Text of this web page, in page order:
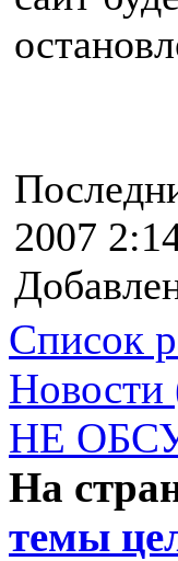
2007
Список
НЕ
На
темы